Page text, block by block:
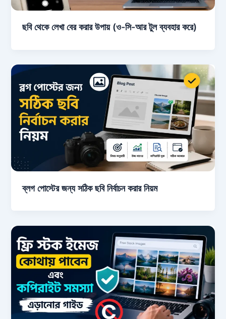
ছবি থেকে লেখা বের করার উপায় (ও-সি-আর টুল ব্যবহার করে)
ব্লগ পোস্টের জন্য সঠিক ছবি নির্বাচন করার নিয়ম